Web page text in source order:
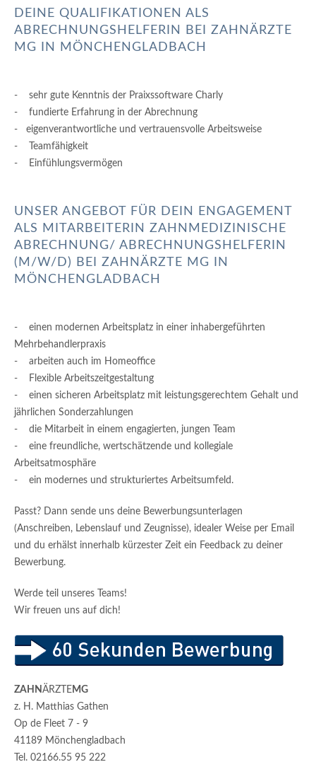
DEINE QUALIFIKATIONEN ALS
ABRECHNUNGSHELFERIN BEI ZAHNÄRZTE
MG IN MÖNCHENGLADBACH
- sehr gute Kenntnis der Praixssoftware Charly
- fundierte Erfahrung in der Abrechnung
- eigenverantwortliche und vertrauensvolle Arbeitsweise
- Teamfähigkeit
- Einfühlungsvermögen
UNSER ANGEBOT FÜR DEIN ENGAGEMENT
ALS MITARBEITERIN ZAHNMEDIZINISCHE
ABRECHNUNG/ ABRECHNUNGSHELFERIN
(M/W/D) BEI ZAHNÄRZTE MG IN
MÖNCHENGLADBACH
- einen modernen Arbeitsplatz in einer inhabergeführten
Mehrbehandlerpraxis
- arbeiten auch im Homeoffice
- Flexible Arbeitszeitgestaltung
- einen sicheren Arbeitsplatz mit leistungsgerechtem Gehalt und
jährlichen Sonderzahlungen
- die Mitarbeit in einem engagierten, jungen Team
- eine freundliche, wertschätzende und kollegiale
Arbeitsatmosphäre
- ein modernes und strukturiertes Arbeitsumfeld.
Passt? Dann sende uns deine Bewerbungsunterlagen
(Anschreiben, Lebenslauf und Zeugnisse), idealer Weise per Email
und du erhälst innerhalb kürzester Zeit ein Feedback zu deiner
Bewerbung.
Werde teil unseres Teams!
Wir freuen uns auf dich!
ZAHN ÄRZTEMG
z. H. Matthias Gathen
Op de Fleet 7 - 9
41189 Mönchengladbach
Tel. 02166.55 95 222